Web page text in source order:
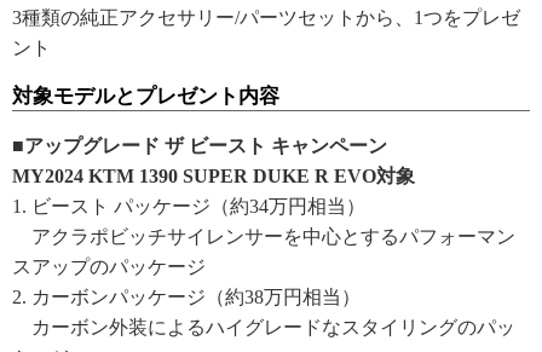
3種類の純正アクセサリー/パーツセットから、1つをプレゼ
ント
対象モデルとプレゼント内容
■アップグレード ザ ビースト キャンペーン
MY2024 KTM 1390 SUPER DUKE R EVO対象
1. ビースト パッケージ（約34万円相当）
アクラポビッチサイレンサーを中心とするパフォーマン
スアップのパッケージ
2. カーボンパッケージ（約38万円相当）
カーボン外装によるハイグレードなスタイリングのパッ